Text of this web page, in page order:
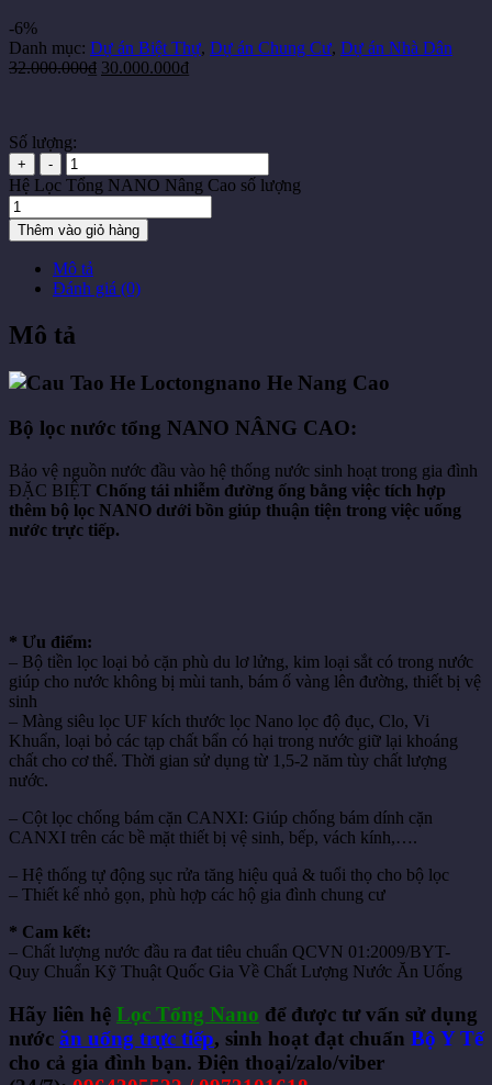
-6%
Danh mục: Dự án Biệt Thự, Dự án Chung Cư, Dự án Nhà Dân
32.000.000₫ 30.000.000₫
Số lượng:
+ -
Hệ Lọc Tổng NANO Nâng Cao số lượng
Thêm vào giỏ hàng
Mô tả
Đánh giá (0)
Mô tả
Bộ lọc nước tổng NANO NÂNG CAO:
Bảo vệ nguồn nước đầu vào hệ thống nước sinh hoạt trong gia đình
ĐẶC BIỆT Chống tái nhiễm đường ống bằng việc tích hợp
thêm bộ lọc NANO dưới bồn giúp thuận tiện trong việc uống
nước trực tiếp.
* Ưu điểm:
– Bộ tiền lọc loại bỏ cặn phù du lơ lửng, kim loại sắt có trong nước
giúp cho nước không bị mùi tanh, bám ố vàng lên đường, thiết bị vệ
sinh
– Màng siêu lọc UF kích thước lọc Nano lọc độ đục, Clo, Vi
Khuẩn, loại bỏ các tạp chất bẩn có hại trong nước giữ lại khoáng
chất cho cơ thể. Thời gian sử dụng từ 1,5-2 năm tùy chất lượng
nước.
– Cột lọc chống bám cặn CANXI: Giúp chống bám dính cặn
CANXI trên các bề mặt thiết bị vệ sinh, bếp, vách kính,….
– Hệ thống tự động sục rửa tăng hiệu quả & tuổi thọ cho bộ lọc
– Thiết kế nhỏ gọn, phù hợp các hộ gia đình chung cư
* Cam kết:
– Chất lượng nước đầu ra đat tiêu chuẩn QCVN 01:2009/BYT-
Quy Chuẩn Kỹ Thuật Quốc Gia Về Chất Lượng Nước Ăn Uống
Hãy liên hệ Lọc Tổng Nano để được tư vấn sử dụng
nước ăn uống trực tiếp, sinh hoạt đạt chuẩn Bộ Y Tế
cho cả gia đình bạn. Điện thoại/zalo/viber